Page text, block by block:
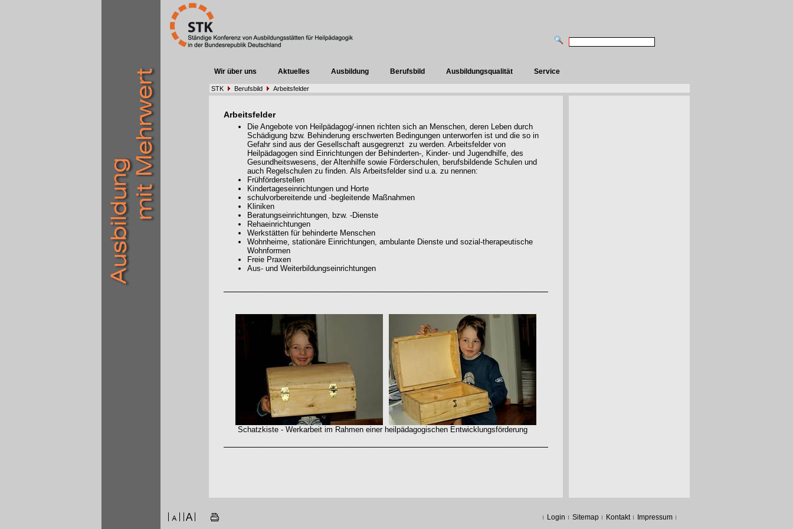
Wir über uns Aktuelles Ausbildung Berufsbild Ausbildungsqualität Service
STK Berufsbild Arbeitsfelder
Arbeitsfelder
Die Angebote von Heilpädagog/-innen richten sich an Menschen, deren Leben durch
Schädigung bzw. Behinderung erschwerten Bedingungen unterworfen ist und die so in
Gefahr sind aus der Gesellschaft ausgegrenzt zu werden. Arbeitsfelder von
Heilpädagogen sind Einrichtungen der Behinderten-, Kinder- und Jugendhilfe, des
Gesundheitswesens, der Altenhilfe sowie Förderschulen, berufsbildende Schulen und
auch Regelschulen zu finden. Als Arbeitsfelder sind u.a. zu nennen:
Frühförderstellen
Kindertageseinrichtungen und Horte
schulvorbereitende und -begleitende Maßnahmen
Kliniken
Beratungseinrichtungen, bzw. -Dienste
Rehaeinrichtungen
Werkstätten für behinderte Menschen
Wohnheime, stationäre Einrichtungen, ambulante Dienste und sozial-therapeutische
Wohnformen
Freie Praxen
Aus- und Weiterbildungseinrichtungen
Schatzkiste - Werkarbeit im Rahmen einer heilpädagogischen Entwicklungsförderung
Login Sitemap Kontakt Impressum